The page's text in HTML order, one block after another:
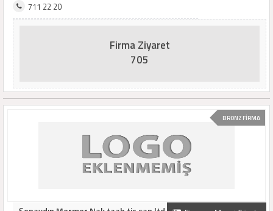
711 22 20
Firma Ziyaret
705
BRONZ FİRMA